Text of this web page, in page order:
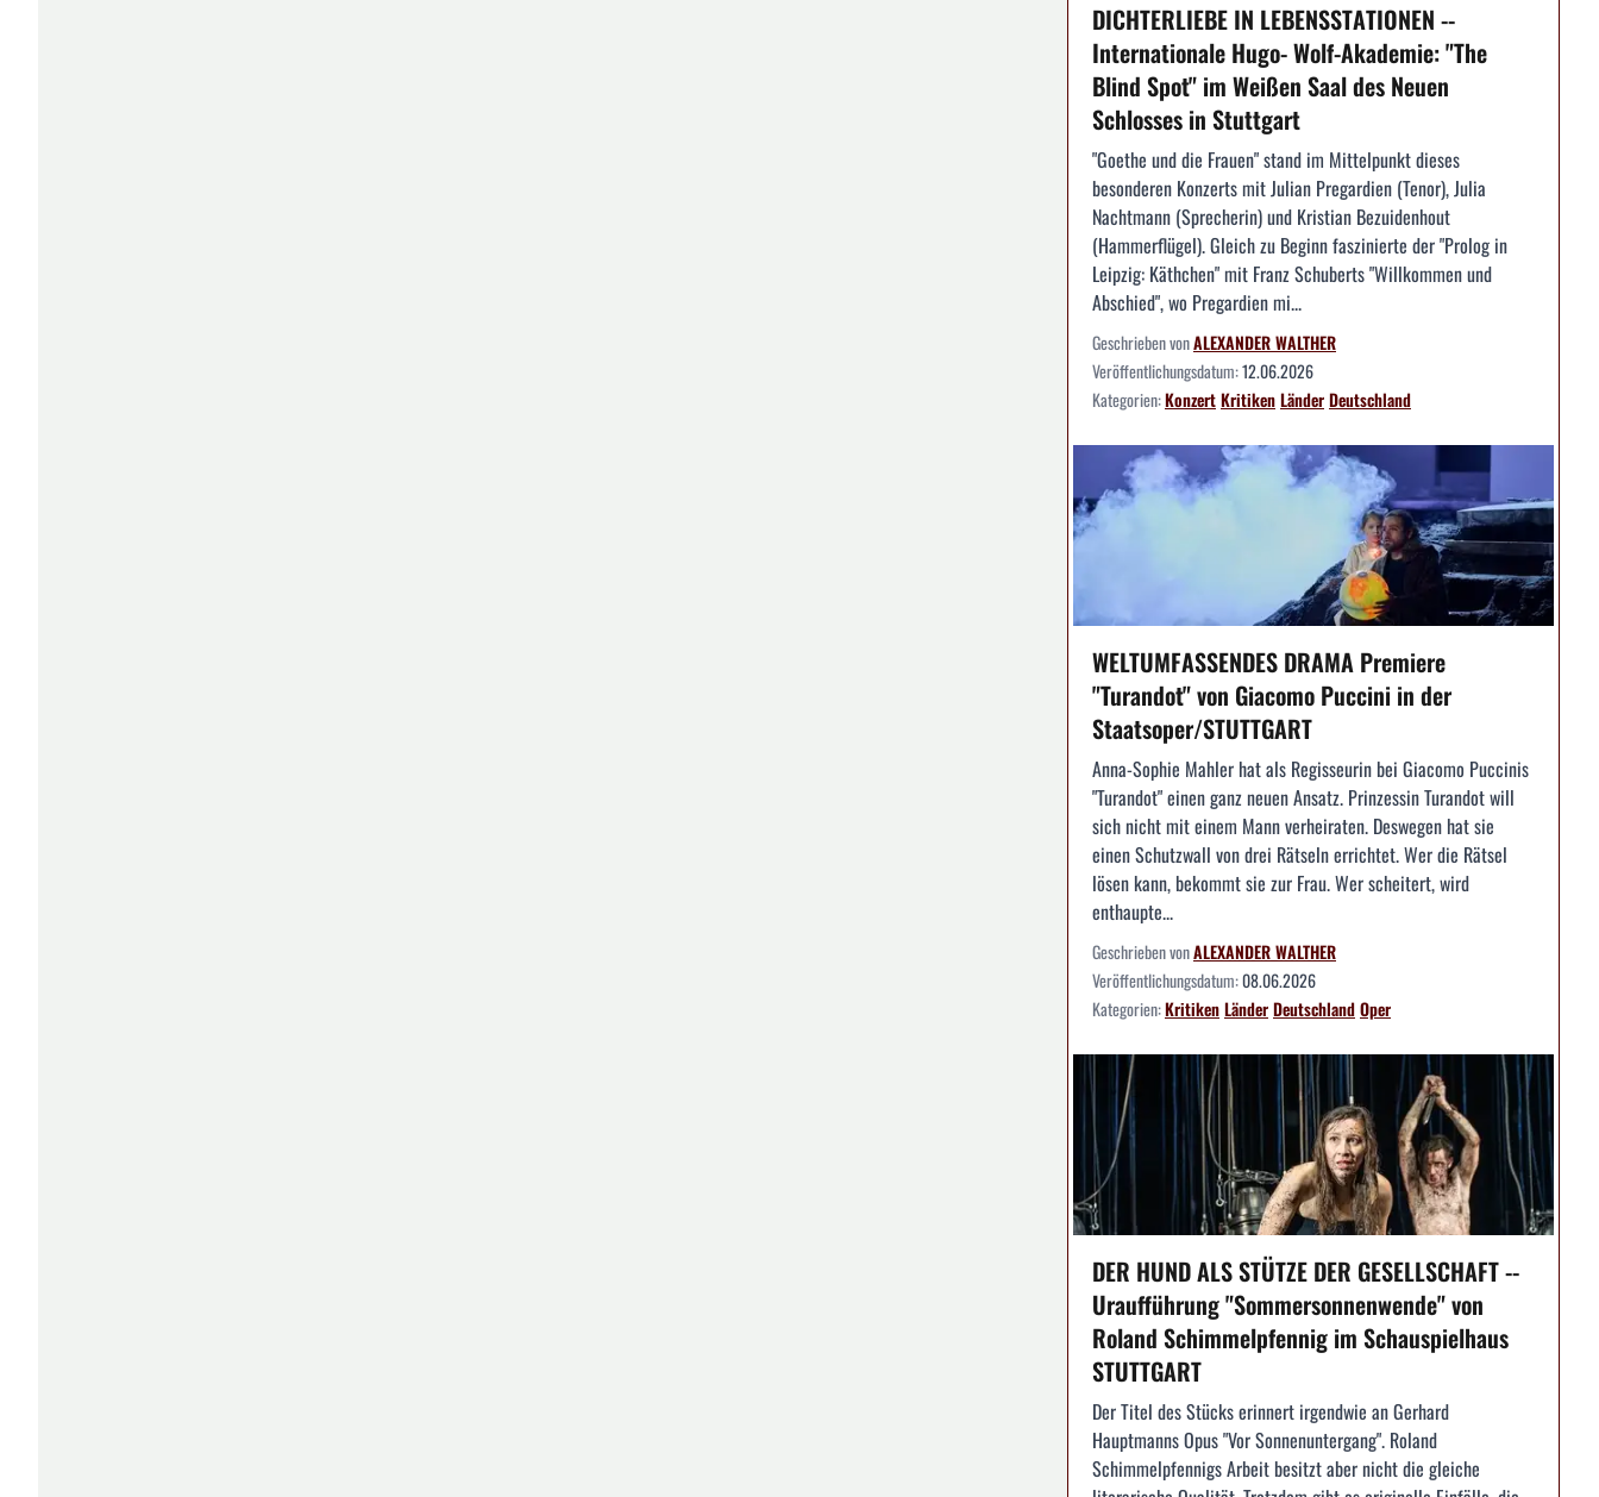
DICHTERLIEBE IN LEBENSSTATIONEN --
Internationale Hugo- Wolf-Akademie: "The
Blind Spot" im Weißen Saal des Neuen
Schlosses in Stuttgart
"Goethe und die Frauen" stand im Mittelpunkt dieses
besonderen Konzerts mit Julian Pregardien (Tenor), Julia
Nachtmann (Sprecherin) und Kristian Bezuidenhout
(Hammerflügel). Gleich zu Beginn faszinierte der "Prolog in
Leipzig: Käthchen" mit Franz Schuberts "Willkommen und
Abschied", wo Pregardien mi...
Geschrieben vonALEXANDER WALTHER
Veröffentlichungsdatum:12.06.2026
Kategorien:KonzertKritikenLänderDeutschland
WELTUMFASSENDES DRAMA Premiere
"Turandot" von Giacomo Puccini in der
Staatsoper/STUTTGART
Anna-Sophie Mahler hat als Regisseurin bei Giacomo Puccinis
"Turandot" einen ganz neuen Ansatz. Prinzessin Turandot will
sich nicht mit einem Mann verheiraten. Deswegen hat sie
einen Schutzwall von drei Rätseln errichtet. Wer die Rätsel
lösen kann, bekommt sie zur Frau. Wer scheitert, wird
enthaupte...
Geschrieben vonALEXANDER WALTHER
Veröffentlichungsdatum:08.06.2026
Kategorien:KritikenLänderDeutschlandOper
DER HUND ALS STÜTZE DER GESELLSCHAFT --
Uraufführung "Sommersonnenwende" von
Roland Schimmelpfennig im Schauspielhaus
STUTTGART
Der Titel des Stücks erinnert irgendwie an Gerhard
Hauptmanns Opus "Vor Sonnenuntergang". Roland
Schimmelpfennigs Arbeit besitzt aber nicht die gleiche